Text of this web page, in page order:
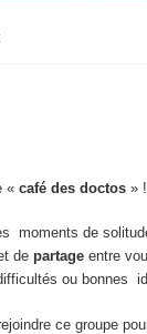
«café des doctos » !
de
departageentre
ou bonnes
ce groupe